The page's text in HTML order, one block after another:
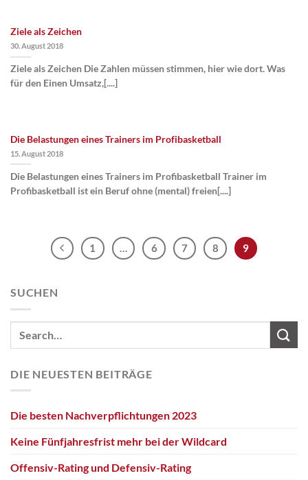
Ziele als Zeichen
30. August 2018
Ziele als Zeichen Die Zahlen müssen stimmen, hier wie dort. Was
für den Einen Umsatz,[....]
Die Belastungen eines Trainers im Profibasketball
15. August 2018
Die Belastungen eines Trainers im Profibasketball Trainer im
Profibasketball ist ein Beruf ohne (mental) freien[....]
1 … 6 7 8 9
SUCHEN
DIE NEUESTEN BEITRÄGE
Die besten Nachverpflichtungen 2023
Keine Fünfjahresfrist mehr bei der Wildcard
Offensiv-Rating und Defensiv-Rating